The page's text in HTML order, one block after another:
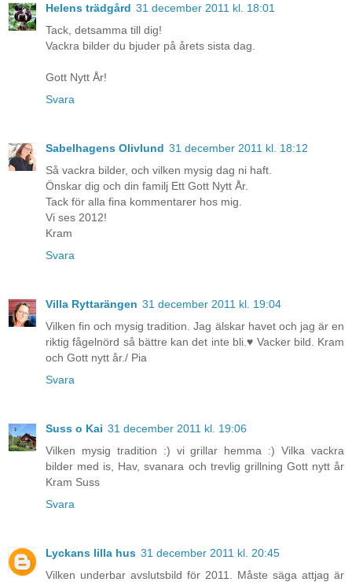
Helens trädgård 31 december 2011 kl. 18:01
Tack, detsamma till dig!
Vackra bilder du bjuder på årets sista dag.
Gott Nytt År!
Svara
Sabelhagens Olivlund 31 december 2011 kl. 18:12
Så vackra bilder, och vilken mysig dag ni haft.
Önskar dig och din familj Ett Gott Nytt År.
Tack för alla fina kommentarer hos mig.
Vi ses 2012!
Kram
Svara
Villa Ryttarängen 31 december 2011 kl. 19:04
Vilken fin och mysig tradition. Jag älskar havet och jag är en
riktig fågelnörd så bättre kan det inte bli.♥ Vacker bild. Kram
och Gott nytt år./ Pia
Svara
Suss o Kai 31 december 2011 kl. 19:06
Vilken mysig tradition :) vi grillar hemma :) Vilka vackra
bilder med is, Hav, svanara och trevlig grillning Gott nytt år
Kram Suss
Svara
Lyckans lilla hus 31 december 2011 kl. 20:45
Vilken underbar avslutsbild för 2011. Måste säga attjag är